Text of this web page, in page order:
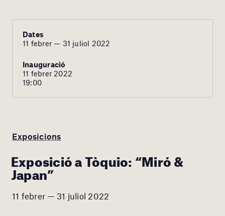
Dates
11 febrer — 31 juliol 2022
Inauguració
11 febrer 2022
19:00
Exposicions
Exposició a Tòquio: “Miró &
Japan”
11 febrer — 31 juliol 2022